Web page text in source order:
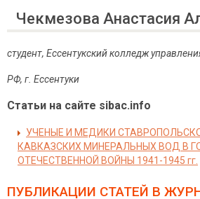
Чекмезова Анастасия
студент, Ессентукский колледж
РФ, г. Ессентуки
Статьи на сайте sibac.info
УЧЕНЫЕ И МЕДИКИ
КАВКАЗСКИХ МИНЕРАЛЬНЫХ ВОД В
ОТЕЧЕСТВЕННОЙ ВОЙНЫ 1941-1945 гг.
ПУБЛИКАЦИИ СТАТЕЙ В